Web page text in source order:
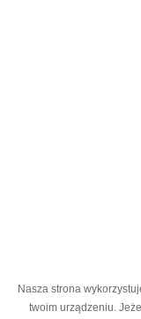
Nasza strona
twoim urządzeniu.